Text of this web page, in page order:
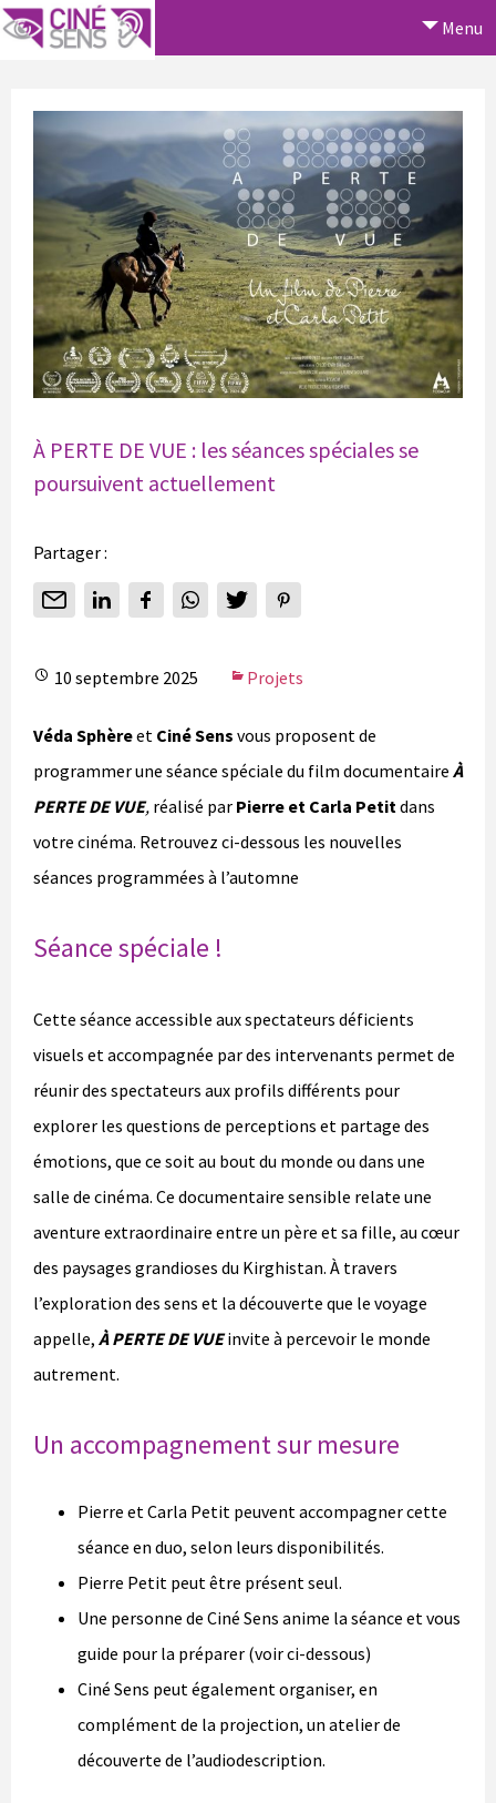
Menu
À PERTE DE VUE : les séances spéciales se
poursuivent actuellement
Partager :
10 septembre 2025 Projets
Véda Sphèreet Ciné Sens vous proposent de
programmer une séance spéciale du film documentaire À
PERTE DE VUE, réalisé par Pierre et Carla Petitdans
votre cinéma. Retrouvez ci-dessous les nouvelles
séances programmées à l’automne
Séance spéciale !
Cette séance accessible aux spectateurs déficients
visuels et accompagnée par des intervenants permet de
réunir des spectateurs aux profils différents pour
explorer les questions de perceptions et partage des
émotions, que ce soit au bout du monde ou dans une
salle de cinéma. Ce documentaire sensible relate une
aventure extraordinaire entre un père et sa fille, au cœur
des paysages grandioses du Kirghistan. À travers
l’exploration des sens et la découverte que le voyage
appelle, À PERTE DE VUEinvite à percevoir le monde
autrement.
Un accompagnement sur mesure
Pierre et Carla Petit peuvent accompagner cette
séance en duo, selon leurs disponibilités.
Pierre Petit peut être présent seul.
Une personne de Ciné Sens anime la séance et vous
guide pour la préparer (voir ci-dessous)
Ciné Sens peut également organiser, en
complément de la projection, un atelier de
découverte de l’audiodescription.